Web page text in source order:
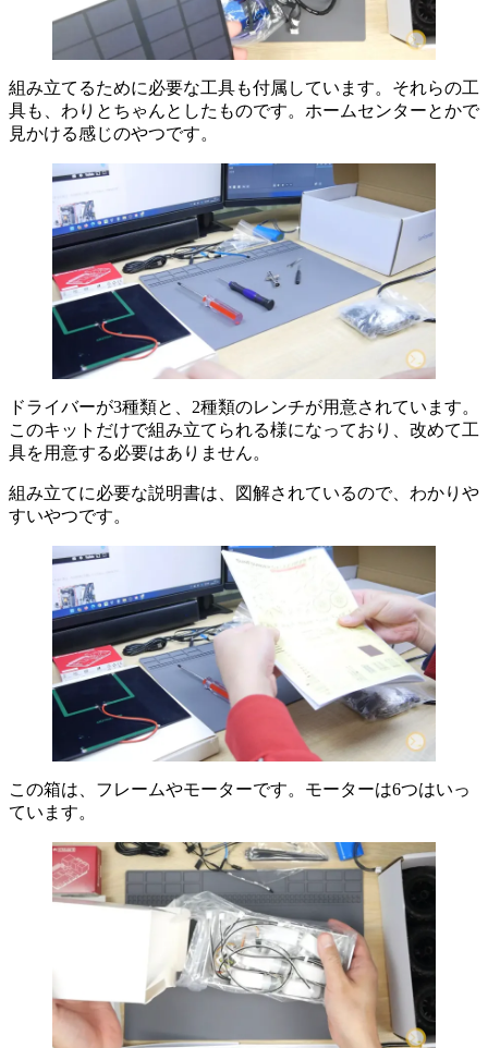
組み立てるために必要な工具も付属しています。それらの工
具も、わりとちゃんとしたものです。ホームセンターとかで
見かける感じのやつです。
ドライバーが3種類と、2種類のレンチが用意されています。
このキットだけで組み立てられる様になっており、改めて工
具を用意する必要はありません。
組み立てに必要な説明書は、図解されているので、わかりや
すいやつです。
この箱は、フレームやモーターです。モーターは6つはいっ
ています。